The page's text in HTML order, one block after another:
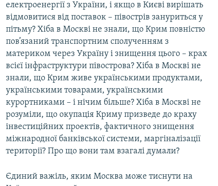
електроенергії з України, і якщо в Києві вирішать
відмовитися від поставок – півострів зануриться у
пітьму? Хіба в Москві не знали, що Крим повністю
пов’язаний транспортним сполученням з
материком через Україну і знищення цього – крах
всієї інфраструктури півострова? Хіба в Москві не
знали, що Крим живе українськими продуктами,
українськими товарами, українськими
курортниками – і нічим більше? Хіба в Москві не
розуміли, що окупація Криму призведе до краху
інвестиційних проектів, фактичного знищення
міжнародної банківської системи, маргіналізації
території? Про що вони там взагалі думали?
Єдиний важіль, яким Москва може тиснути на